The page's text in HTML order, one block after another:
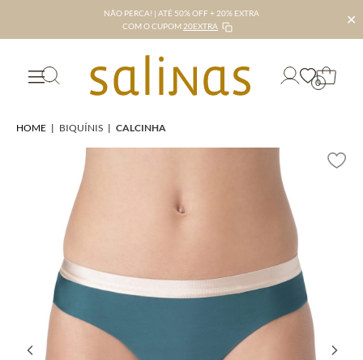
NÃO PERCA! | ATÉ 50% OFF + 20% EXTRA
COM O CUPOM 20EXTRA ✕
0
HOME | BIQUÍNIS | CALCINHA